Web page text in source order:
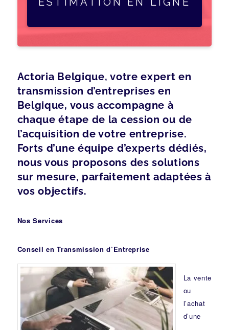
Actoria Belgique, votre expert en
transmission d’entreprises en
Belgique, vous accompagne à
chaque étape de la cession ou de
l’acquisition de votre entreprise.
Forts d’une équipe d’experts dédiés,
nous vous proposons des solutions
sur mesure, parfaitement adaptées à
vos objectifs.
Nos Services
Conseil en Transmission d’Entreprise
La vente
ou
l’achat
d’une